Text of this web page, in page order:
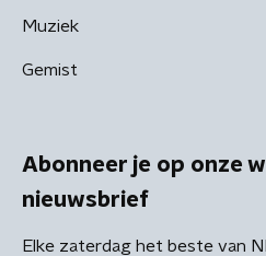
Muziek
Gemist
Abonneer je op onze
nieuwsbrief
Elke zaterdag het beste van